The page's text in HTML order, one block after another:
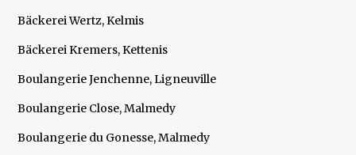
Bäckerei Wertz, Kelmis
Bäckerei Kremers, Kettenis
Boulangerie Jenchenne, Ligneuville
Boulangerie Close, Malmedy
Boulangerie du Gonesse, Malmedy